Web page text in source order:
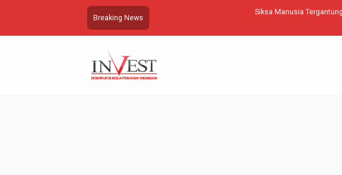
Breaking News
Siksa Manusia Tergantung Dosa dalam Film Siksa Neraka